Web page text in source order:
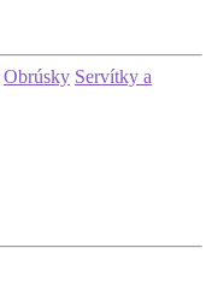
Obrúsky Servítky a